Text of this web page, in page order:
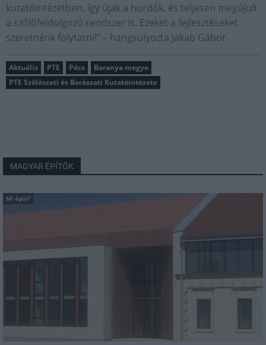
kutatóintézetben, így újak a hordók, és teljesen megújult
a szőlőfeldolgozó rendszer is. Ezeket a fejlesztéseket
szeretnénk folytatni!” – hangsúlyozta Jakab Gábor.
Aktuális PTE Pécs
Baranya megye
PTE Szőlészeti és Borászati Kutatóintézete
MAGYAR ÉPÍTŐK
Mi épül?